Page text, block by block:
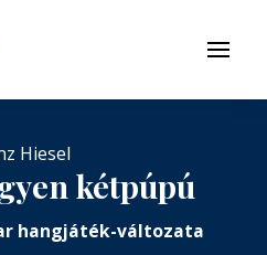
Menü
Hiesel
kétpúpú
hangjáték-változata